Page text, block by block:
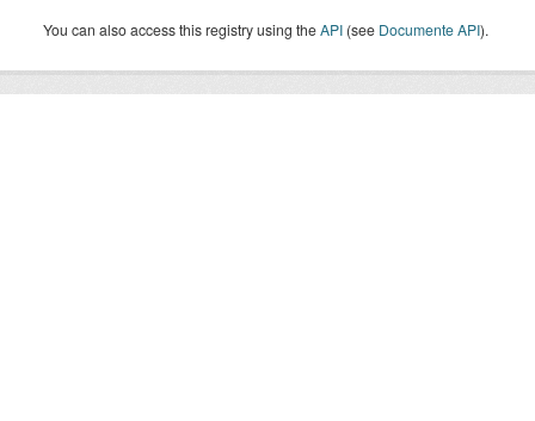
You can also access this registry using theAPI (see Documente API).